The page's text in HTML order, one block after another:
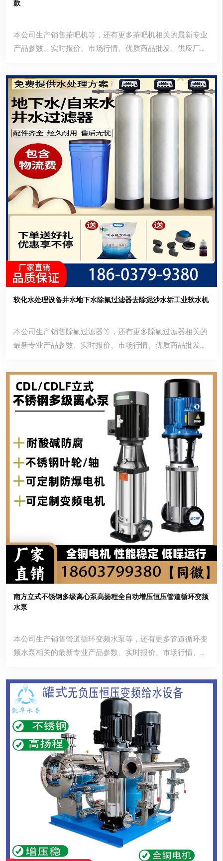
款
本公司生产销售茶吧机等，还有更多茶吧机相关的最新专业
产品参数、实时报价、市场行情、优质商品批发、供应厂家
找商机等。
软化水处理设备井水地下水除氟过滤器去除泥沙水垢工业软水机
本公司生产销售除氟过滤器等，还有更多除氟过滤器相关的
最新专业产品参数、实时报价、市场行情、优质商品批发、
信息、查找商机等。
南方立式不锈钢多级离心泵高扬程全自动增压恒压管道循环变频
水泵
本公司生产销售管道循环变频水泵等，还有更多管道循环变
频水泵相关的最新专业产品参数、实时报价、市场行情、优
价、发布询价信息、查找商机等。